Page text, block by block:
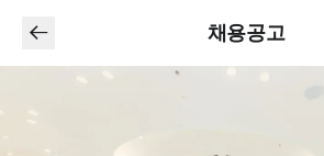
채용공고